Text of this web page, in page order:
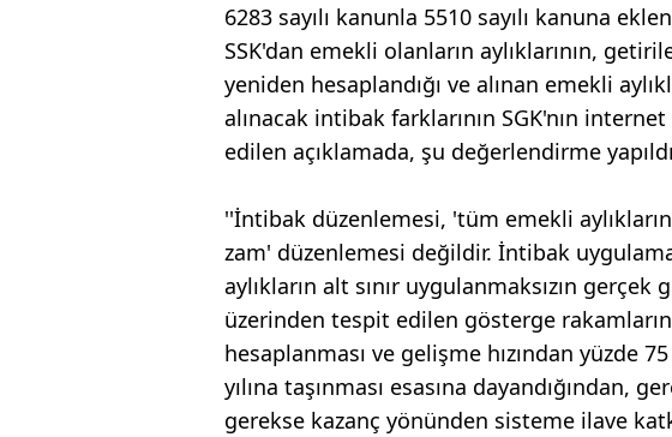
6283 sayılı kanunla 5510 sayılı kanuna
SSK'dan emekli olanların aylıklarının,
yeniden hesaplandığı ve alınan emekli
alınacak intibak farklarının SGK'nın
edilen açıklamada, şu değerlendirme
''İntibak düzenlemesi, 'tüm emekli
zam' düzenlemesi değildir. İntibak
aylıkların alt sınır uygulanmaksızın gerçek
üzerinden tespit edilen gösterge
hesaplanması ve gelişme hızından yüzde
yılına taşınması esasına dayandığından,
gerekse kazanç yönünden sisteme ilave